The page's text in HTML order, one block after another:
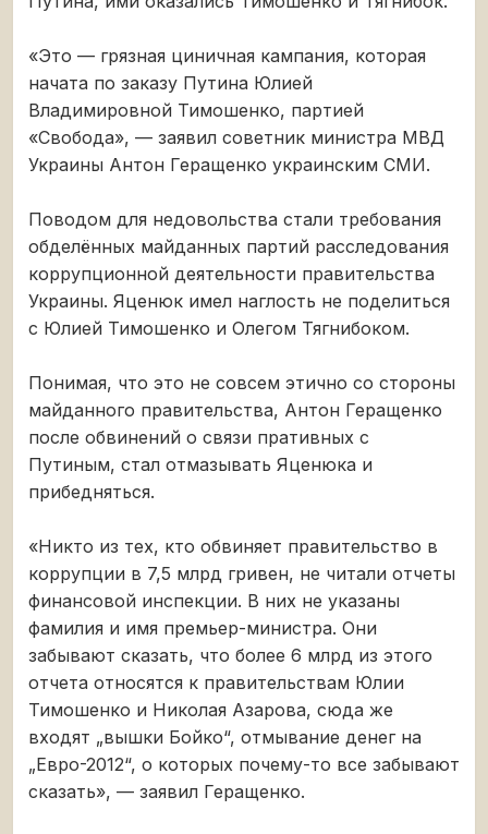
«Это — грязная циничная кампания, которая
начата по заказу Путина Юлией
Владимировной Тимошенко, партией
«Свобода», — заявил советник министра МВД
Украины Антон Геращенко украинским СМИ.
Поводом для недовольства стали требования
обделённых майданных партий расследования
коррупционной деятельности правительства
Украины. Яценюк имел наглость не поделиться
с Юлией Тимошенко и Олегом Тягнибоком.
Понимая, что это не совсем этично со стороны
майданного правительства, Антон Геращенко
после обвинений о связи пративных с
Путиным, стал отмазывать Яценюка и
прибедняться.
«Никто из тех, кто обвиняет правительство в
коррупции в 7,5 млрд гривен, не читали отчеты
финансовой инспекции. В них не указаны
фамилия и имя премьер-министра. Они
забывают сказать, что более 6 млрд из этого
отчета относятся к правительствам Юлии
Тимошенко и Николая Азарова, сюда же
входят „вышки Бойко“, отмывание денег на
„Евро-2012“, о которых почему-то все забывают
сказать», — заявил Геращенко.